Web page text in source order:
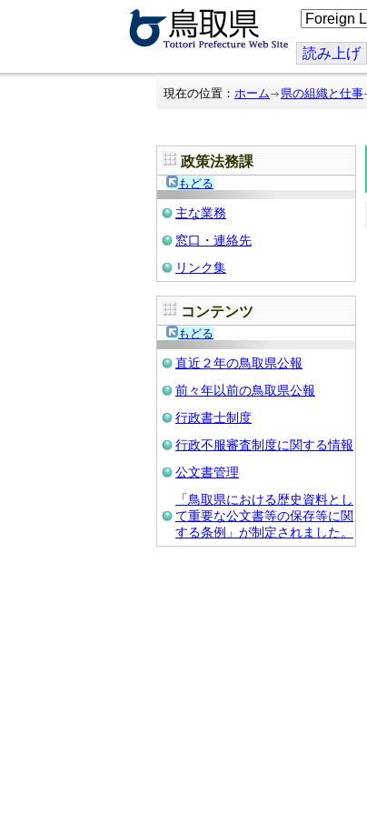
こ
の
ジ
を
翻
読み上げ
現在の位置： ホーム 県の組織と仕事
政策法務課
もどる
主な業務
窓口・連絡先
リンク集
コンテンツ
もどる
直近２年の鳥取県公報
前々年以前の鳥取県公報
行政書士制度
行政不服審査制度に関する情報
公文書管理
「鳥取県における歴史資料とし
て重要な公文書等の保存等に関
する条例」が制定されました。